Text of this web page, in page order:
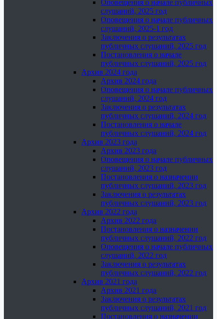
Оповещения о начале публичных
слушаний, 2025 год
Оповещения о начале публичных
слушаний, 2025-1 год
Заключения о результатах
публичных слушаний, 2025 год
Постановления о начале
публичных слушаний, 2025 год
Архив 2024 года
Архив 2024 года
Оповещения о начале публичных
слушаний, 2024 год
Заключения о результатах
публичных слушаний, 2024 год
Постановления о начале
публичных слушаний, 2024 год
Архив 2023 года
Архив 2023 года
Оповещения о начале публичных
слушаний, 2023 год
Постановления о назначении
публичных слушаний, 2023 год
Заключения о результатах
публичных слушаний, 2023 год
Архив 2022 года
Архив 2022 года
Постановления о назначении
публичных слушаний, 2022 год
Оповещения о начале публичных
слушаний, 2022 год
Заключения о результатах
публичных слушаний, 2022 год
Архив 2021 года
Архив 2021 года
Заключения о результатах
публичных слушаний, 2021 год
Постановления о назначении